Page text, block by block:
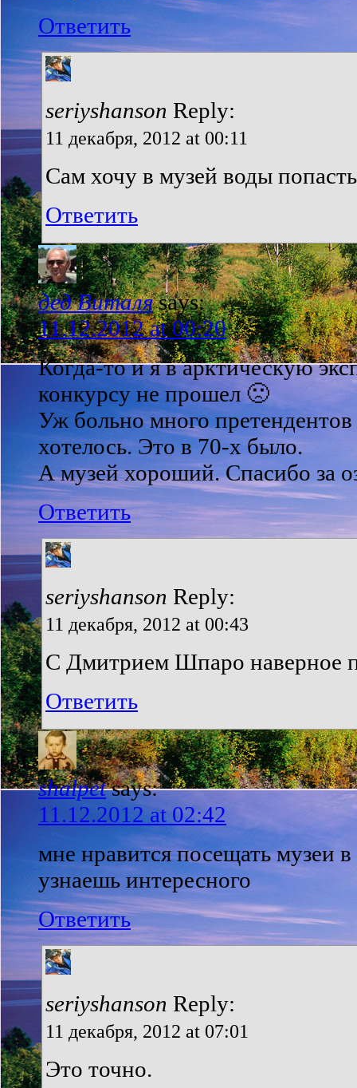
Ответить
seriyshanson Reply:
11 декабря, 2012 at 00:11
Сам хочу в музей воды
Ответить
дед Виталя says:
11.12.2012 at 00:20
Когда-то и я в арктическую
конкурсу не прошел 🙁
Уж больно много
хотелось. Это в 70-х было.
А музей хороший. Спасибо за
Ответить
seriyshanson Reply:
11 декабря, 2012 at 00:43
С Дмитрием Шпаро наверное
Ответить
shalpet says:
11.12.2012 at 02:42
мне нравится посещать музеи
узнаешь интересного
Ответить
seriyshanson Reply:
11 декабря, 2012 at 07:01
Это точно.